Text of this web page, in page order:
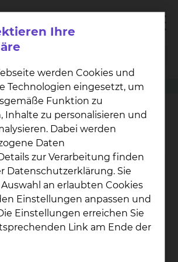
Sozialdienst Vermittlung von Kontakten
von Kontakten
Ihre
werden Cookies und
Technologien eingesetzt, um
Funktion zu
Inhalte zu personalisieren und
Dabei werden
Daten
zur Verarbeitung finden
Datenschutzerklärung. Sie
an erlaubten Cookies
Einstellungen anpassen und
Einstellungen erreichen Sie
Link am Ende der